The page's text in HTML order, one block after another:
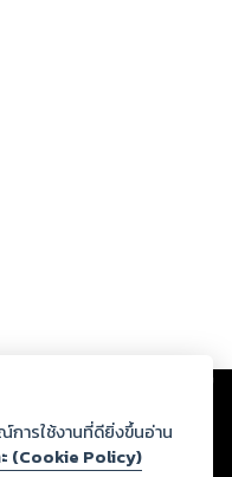
ะปรากฏว่าละเมิดสิทธิใน
ายและศีลธรรม ดังนั้น ผู้อ่าน
ตนเอง และหากท่านพบว่าส่วน
การใช้งานที่ดียิ่งขึ้นอ่าน
(Cookie Policy)